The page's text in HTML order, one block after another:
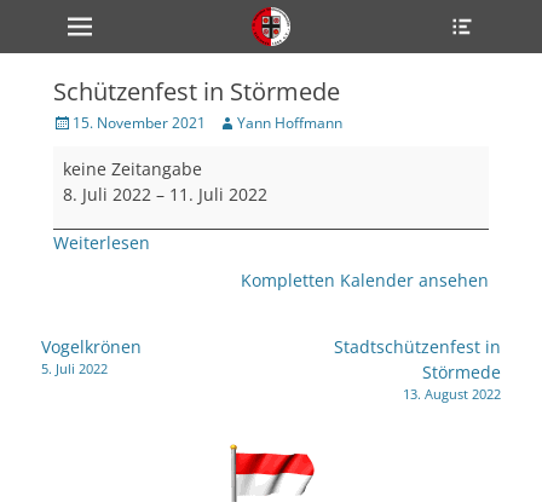
zum
Inhalt
Primärmenü
Schützenfest in Störmede
Veröffentlicht
15. November 2021 Author
Yann Hoffmann
Schützenfest
in
Störmede
keine Zeitangabe
8. Juli 2022 – 11. Juli 2022
Weiterlesen
Kompletten Kalender ansehen
Beitragsnavigation
Vogelkrönen
5. Juli 2022
Stadtschützenfest in
Störmede
13. August 2022